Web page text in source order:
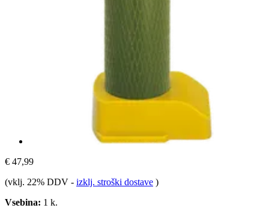
€ 47,99
(vklj. 22% DDV - izklj. stroški dostave )
Vsebina: 1 k.